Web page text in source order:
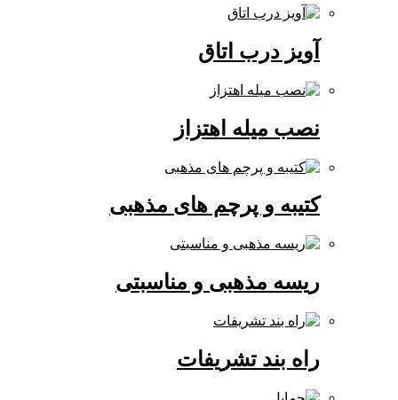
آویز درب اتاق
نصب میله اهتزاز
کتیبه و پرچم های مذهبی
ریسه مذهبی و مناسبتی
راه بند تشریفات